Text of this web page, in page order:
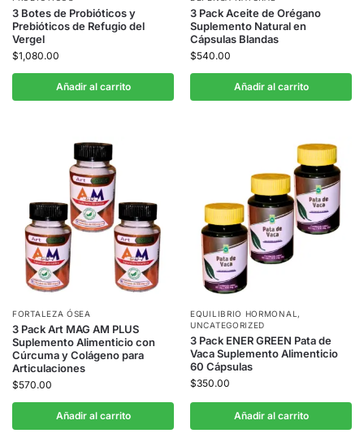
3 Botes de Probióticos y
Prebióticos de Refugio del
Vergel
$1,080.00
Añadir al carrito
3 Pack Aceite de Orégano
Suplemento Natural en
Cápsulas Blandas
$540.00
Añadir al carrito
FORTALEZA ÓSEA
3 Pack Art MAG AM PLUS
Suplemento Alimenticio con
Cúrcuma y Colágeno para
Articulaciones
$570.00
Añadir al carrito
EQUILIBRIO HORMONAL ,
UNCATEGORIZED
3 Pack ENER GREEN Pata de
Vaca Suplemento Alimenticio
60 Cápsulas
$350.00
Añadir al carrito